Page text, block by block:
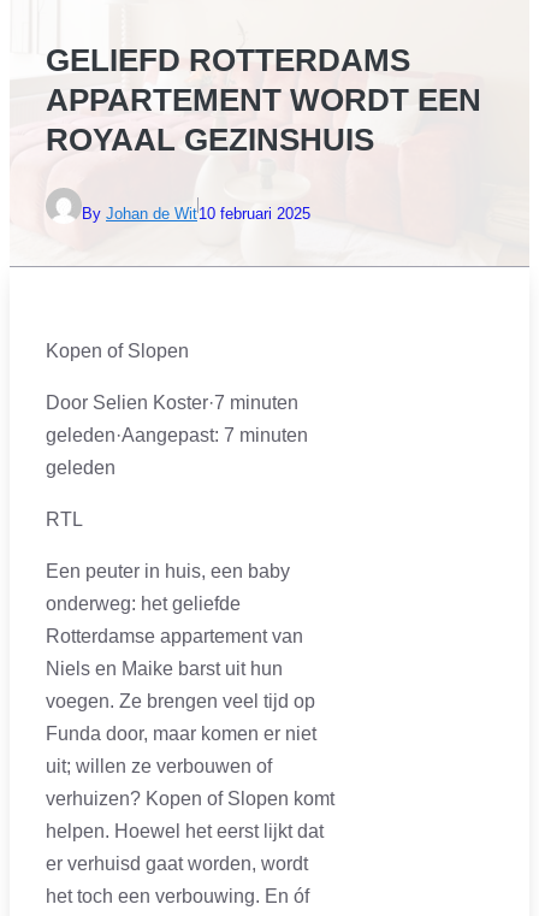
GELIEFD ROTTERDAMS
APPARTEMENT WORDT EEN
ROYAAL GEZINSHUIS
By Johan de Wit10 februari 2025
Kopen of Slopen
Door Selien Koster·7 minuten
geleden·Aangepast: 7 minuten
geleden
RTL
Een peuter in huis, een baby
onderweg: het geliefde
Rotterdamse appartement van
Niels en Maike barst uit hun
voegen. Ze brengen veel tijd op
Funda door, maar komen er niet
uit; willen ze verbouwen of
verhuizen? Kopen of Slopen komt
helpen. Hoewel het eerst lijkt dat
er verhuisd gaat worden, wordt
het toch een verbouwing. En óf